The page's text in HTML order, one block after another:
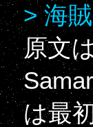
> 海
原文
は最